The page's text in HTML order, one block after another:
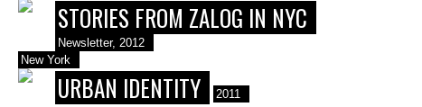
STORIES FROM ZALOG IN NYC
Newsletter, 2012
New York
URBAN IDENTITY 2011